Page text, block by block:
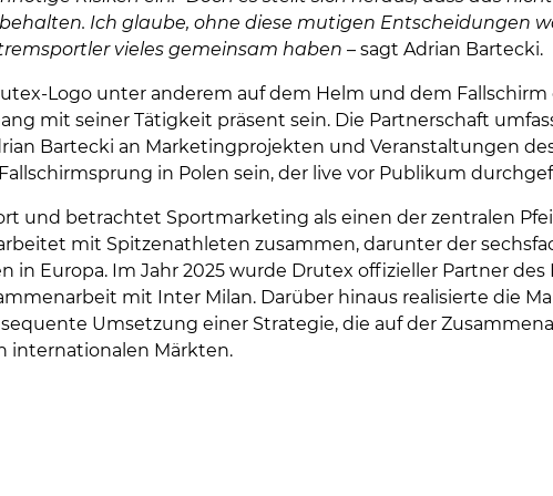
Ich glaube, ohne diese mutigen Entscheidungen
vieles gemeinsam haben – sagt Adrian Bartecki.
Logo unter anderem auf dem Helm und dem
mit seiner Tätigkeit präsent sein. Die Partnerschaft
Bartecki an Marketingprojekten und Veranstaltungen
in Polen sein, der live vor Publikum
und betrachtet Sportmarketing als einen der zentralen
mit Spitzenathleten zusammen, darunter der
Europa. Im Jahr 2025 wurde Drutex offizieller Partner
mit Inter Milan. Darüber hinaus realisierte die
Umsetzung einer Strategie, die auf der
internationalen Märkten.